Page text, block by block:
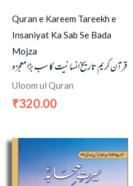
Quran e Kareem Tareekh e
Insaniyat Ka Sab Se Bada
Mojza
قرآن کریم تاریخ انسانیت کا سب بڑا معجزہ
Uloom ul Quran
₹320.00